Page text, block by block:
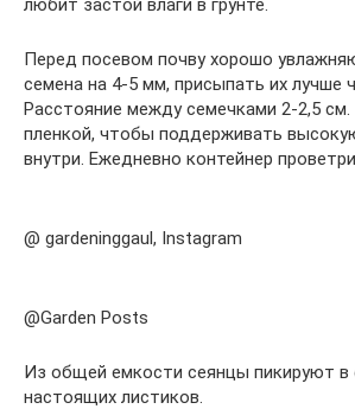
Перед посевом почву хорошо
семена на 4-5 мм, присыпать их лучше
Расстояние между семечками 2-2,5
пленкой, чтобы поддерживать
внутри. Ежедневно контейнер
@ gardeninggaul, Instagram
@Garden Posts
Из общей емкости сеянцы пикируют в
настоящих листиков.